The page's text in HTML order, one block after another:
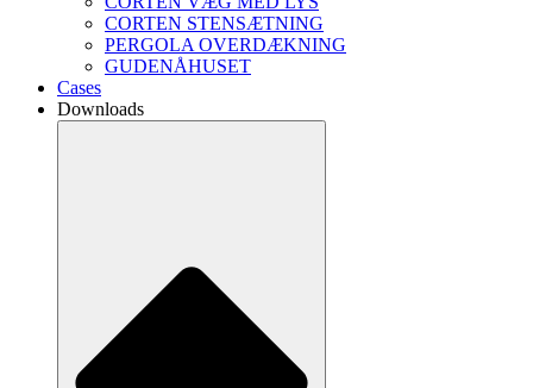
CORTEN STENSÆTNING
PERGOLA OVERDÆKNING
GUDENÅHUSET
Cases
Downloads